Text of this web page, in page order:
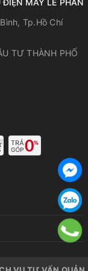
MÁY LÊ PHAN
Tp.Hồ Chí
TƯ THÀNH PHỐ